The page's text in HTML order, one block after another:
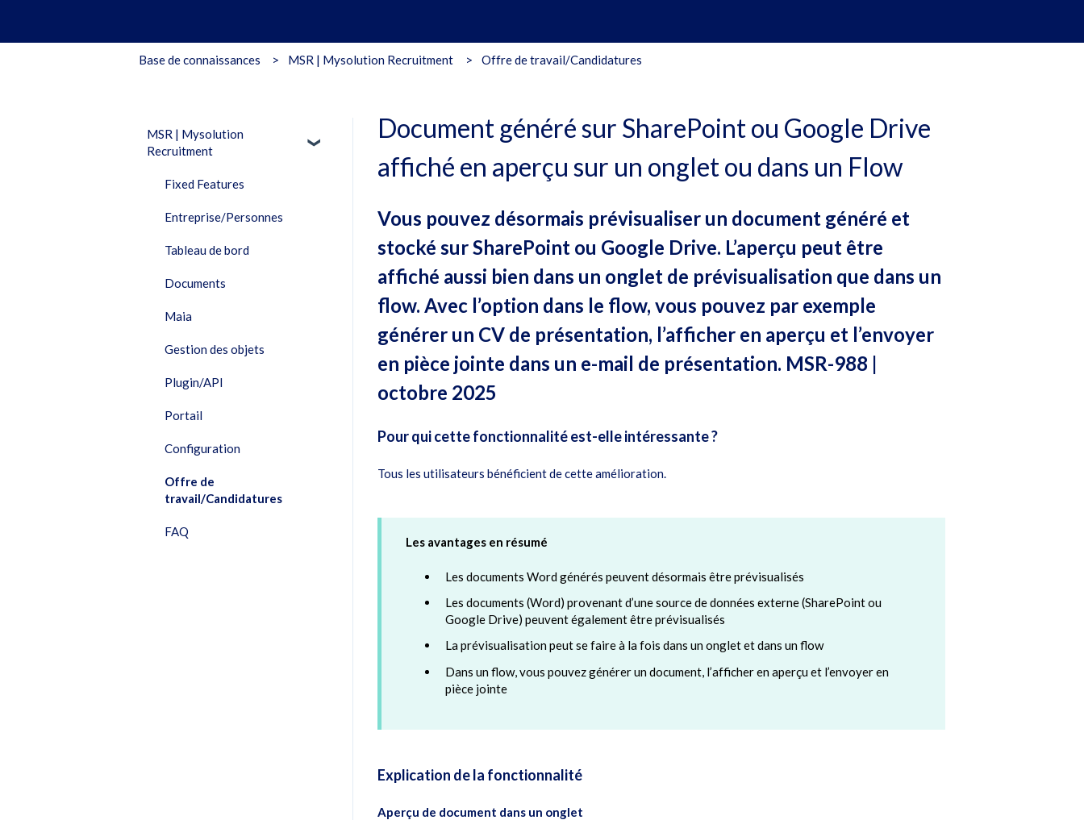
Base de connaissances MSR | Mysolution Recruitment Offre de travail/Candidatures
Document généré sur SharePoint ou Google Drive
affiché en aperçu sur un onglet ou dans un Flow
Vous pouvez désormais prévisualiser un document généré et
stocké sur SharePoint ou Google Drive. L’aperçu peut être
affiché aussi bien dans un onglet de prévisualisation que dans un
flow. Avec l’option dans le flow, vous pouvez par exemple
générer un CV de présentation, l’afficher en aperçu et l’envoyer
en pièce jointe dans un e-mail de présentation. MSR-988 |
octobre 2025
Pour qui cette fonctionnalité est-elle intéressante ?
Tous les utilisateurs bénéficient de cette amélioration.
Les avantages en résumé
Les documents Word générés peuvent désormais être prévisualisés
Les documents (Word) provenant d’une source de données externe (SharePoint ou
Google Drive) peuvent également être prévisualisés
La prévisualisation peut se faire à la fois dans un onglet et dans un flow
Dans un flow, vous pouvez générer un document, l’afficher en aperçu et l’envoyer en
pièce jointe
Explication de la fonctionnalité
Aperçu de document dans un onglet
MSR | Mysolution
Recruitment
Fixed Features
Entreprise/Personnes
Tableau de bord
Documents
Maia
Gestion des objets
Plugin/API
Portail
Configuration
Offre de
travail/Candidatures
FAQ